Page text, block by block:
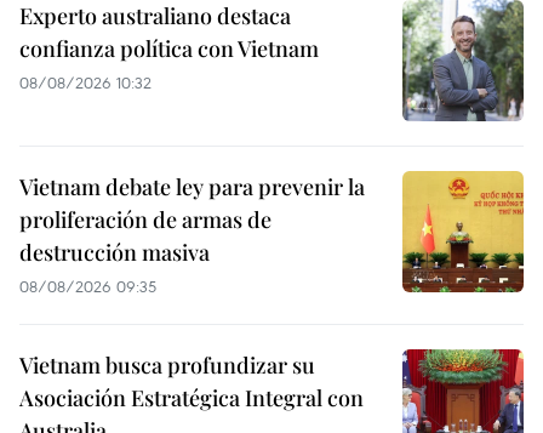
Experto australiano destaca
confianza política con Vietnam
08/08/2026 10:32
Vietnam debate ley para prevenir la
proliferación de armas de
destrucción masiva
08/08/2026 09:35
Vietnam busca profundizar su
Asociación Estratégica Integral con